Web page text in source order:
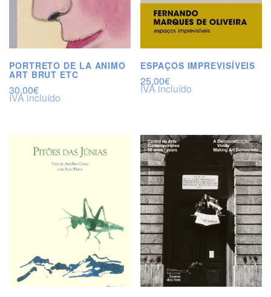
PORTRETO DE LA ANIMO
ART BRUT ETC
30,00€
IVA incluído
ESPAÇOS IMPREVISÍVEIS
25,00€
IVA incluído